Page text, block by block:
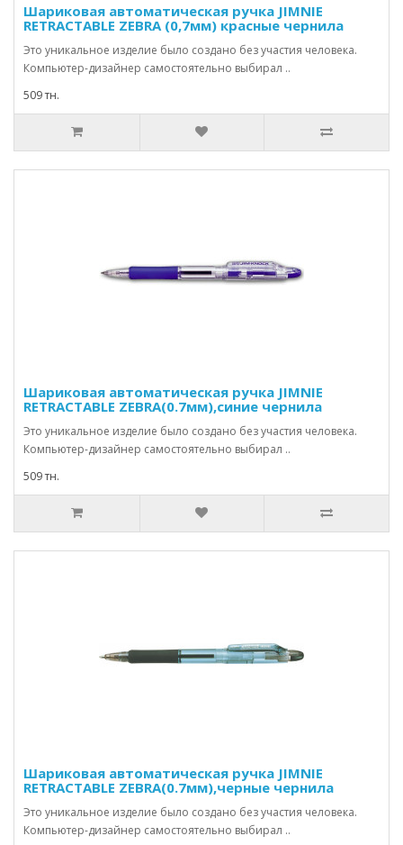
Шариковая автоматическая ручка JIMNIE
RETRACTABLE ZEBRA (0,7мм) красные чернила
Это уникальное изделие было создано без участия человека.
Компьютер-дизайнер самостоятельно выбирал ..
509 тн.
Шариковая автоматическая ручка JIMNIE
RETRACTABLE ZEBRA(0.7мм),синие чернила
Это уникальное изделие было создано без участия человека.
Компьютер-дизайнер самостоятельно выбирал ..
509 тн.
Шариковая автоматическая ручка JIMNIE
RETRACTABLE ZEBRA(0.7мм),черные чернила
Это уникальное изделие было создано без участия человека.
Компьютер-дизайнер самостоятельно выбирал ..